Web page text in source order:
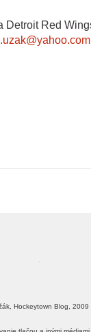
Red
Hockeytown Blog, 2009